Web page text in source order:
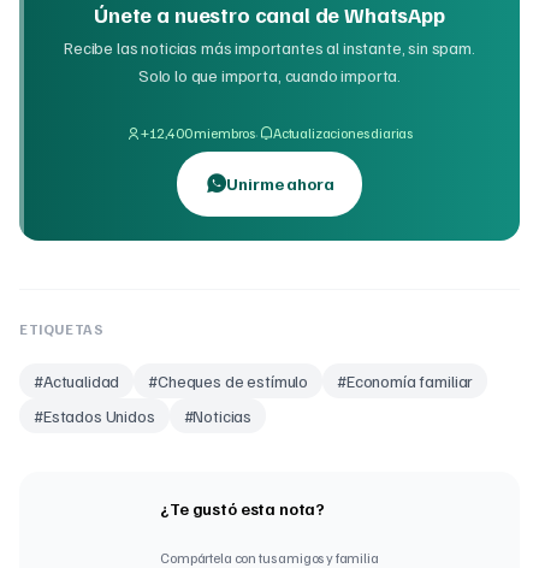
Únete a nuestro canal de WhatsApp
Recibe las noticias más importantes al instante, sin spam.
Solo lo que importa, cuando importa.
+12,400 miembros· Actualizaciones diarias
Unirme ahora
ETIQUETAS
#Actualidad #Cheques de estímulo #Economía familiar
#Estados Unidos #Noticias
¿Te gustó esta nota?
Compártela con tus amigos y familia